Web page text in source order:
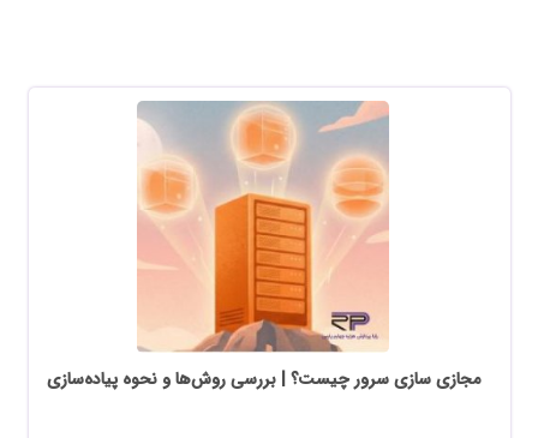
مجازی سازی سرور چیست؟ | بررسی روش‌ها و نحوه پیاده‌سازی